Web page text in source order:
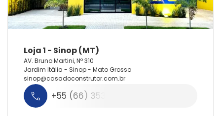
AV. Bruno Martini, Nº 310
Jardim Itália - Sinop - Mato Grosso
sinop@casadoconstrutor.com.br
+55 (66) 3531-4050